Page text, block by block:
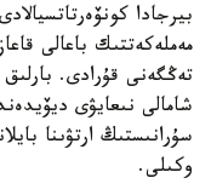
بيرجادا
تەڭگەنى قۇرادى. بارلىق
شامالى نىعايۋى
سۇرانىستىڭ ارتۋىنا
وكىلى.